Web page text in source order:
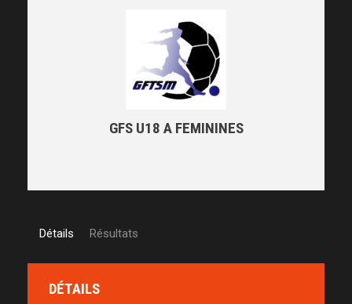
GFS U18 A FEMININES
Détails Résultats
DÉTAILS